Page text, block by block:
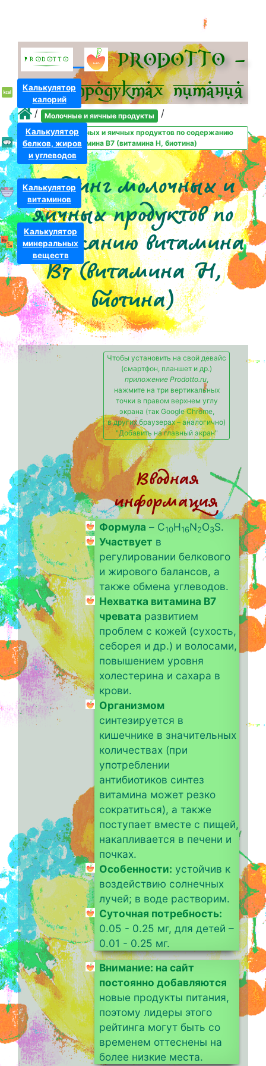
PRODOTTO –
всё о про­дуктах питания
/ Молочные и яичные продукты /
Рейтинг молочных и яичных продуктов по содержанию
витамина B7 (витамина H, биотина)
Калькулятор
калорий
Калькулятор
белков, жиров
и углеводов
Калькулятор
витаминов
Калькулятор
минеральных
веществ
Рейтинг молочных и
яичных продуктов по
содержанию витамина
B7 (витамина H,
биотина)
Чтобы установить на свой девайс
(смартфон, планшет и др.)
приложение Prodotto.ru,
нажмите на три вертикальных
точки в правом верхнем углу
экрана (так Google Chrome,
в других браузерах – аналогично)
"Добавить на главный экран"
Вводная
информация
Формула – C10H16N2O3S.
Участвует в
регулировании белкового
и жирового балансов, а
также обмена углеводов.
Нехватка витамина B7
чревата развитием
проблем с кожей (сухость,
себорея и др.) и волосами,
повышением уровня
холестерина и сахара в
крови.
Организмом
синтезируется в
кишечнике в значительных
количествах (при
употреблении
антибиотиков синтез
витамина может резко
сократиться), а также
поступает вместе с пищей,
накапливается в печени и
почках.
Особенности: устойчив к
воздействию солнечных
лучей; в воде растворим.
Суточная потребность:
0.05 - 0.25 мг, для детей –
0.01 - 0.25 мг.
Внимание: на сайт
постоянно добавляются
новые продукты питания,
поэтому лидеры этого
рейтинга могут быть со
временем оттеснены на
более низкие места.